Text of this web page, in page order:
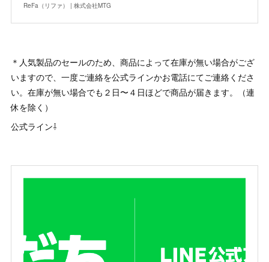
ReFa（リファ） | 株式会社MTG
＊人気製品のセールのため、商品によって在庫が無い場合がござ
いますので、一度ご連絡を公式ラインかお電話にてご連絡くださ
い。在庫が無い場合でも２日〜４日ほどで商品が届きます。（連
休を除く）
公式ライン⇩